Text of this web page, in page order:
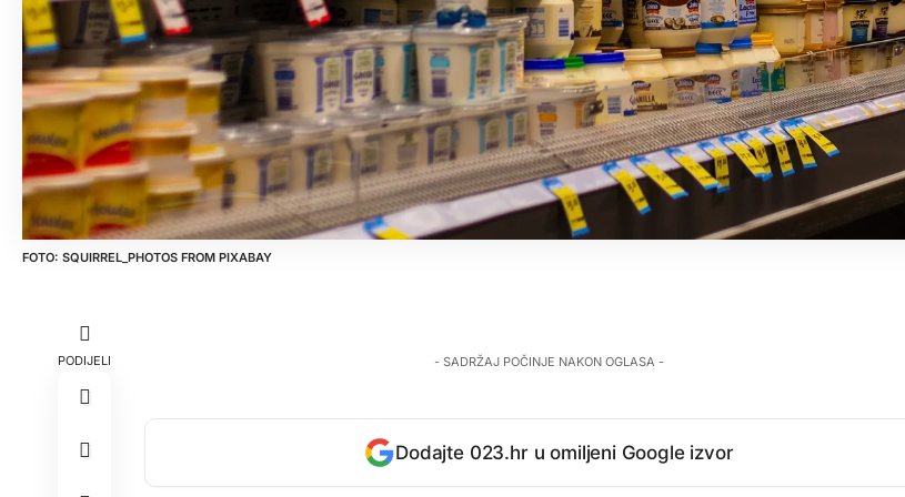
SQUIRREL_PHOTOS FROM PIXABAY
PODIJELI - SADRŽAJ POČINJE NAKON OGLASA -
Dodajte 023.hr u omiljeni Google izvor